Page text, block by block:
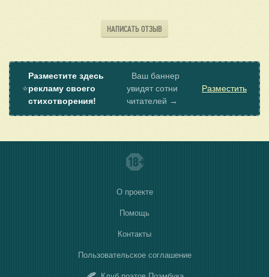
НАПИСАТЬ ОТЗЫВ
⭐
Разместите здесь
рекламу своего
стихотворения!
Ваш баннер
увидят сотни
читателей →
Разместить
О проекте
Помощь
Контакты
Пользовательское соглашение